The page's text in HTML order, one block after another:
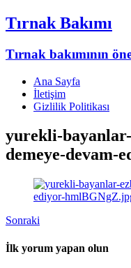
Tırnak Bakımı
Tırnak bakımının
Ana Sayfa
İletişim
Gizlilik Politikası
yurekli-
demeye-devam-
Sonraki
İlk yorum yapan olun